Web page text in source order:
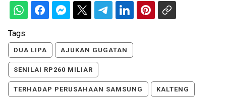
Tags:
DUA LIPA AJUKAN GUGATAN
SENILAI RP260 MILIAR
TERHADAP PERUSAHAAN SAMSUNG KALTENG